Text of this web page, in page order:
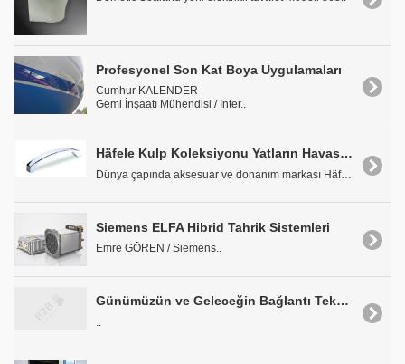
Profesyonel Son Kat Boya Uygulamaları
Cumhur KALENDER
Gemi İnşaatı Mühendisi / Inter..
Häfele Kulp Koleksiyonu Yatların Havasını Değiştiriyor
Dünya çapında aksesuar ve donanım markası Häfele ..
Siemens ELFA Hibrid Tahrik Sistemleri
Emre GÖREN / Siemens..
Günümüzün ve Geleceğin Bağlantı Teknolojisi Geberit Mapress